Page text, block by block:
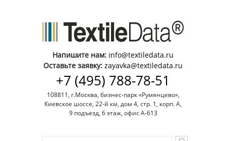
Напишите нам: info@textiledata.ru
Оставьте заявку: zayavka@textiledata.ru
+7 (495) 788-78-51
108811, г.Москва, бизнес-парк «Румянцево»,
Киевское шоссе, 22-й км, дом 4, стр. 1, корп. А,
9 подъезд, 6 этаж, офис А-613